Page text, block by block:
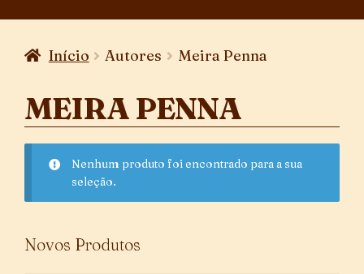
DESCENDENTE
PAGAMENTO E ENTREGA
Início Autores Meira Penna
MEIRA PENNA
Nenhum produto foi encontrado para a sua
seleção.
Novos Produtos